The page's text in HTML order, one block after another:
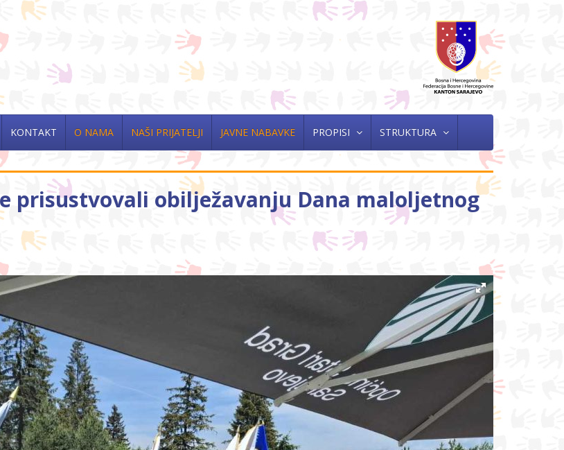
KONTAKT O NAMA NAŠI PRIJATELJI JAVNE NABAVKE PROPISI STRUKTURA
prisustvovali obilježavanju Dana maloljetnog